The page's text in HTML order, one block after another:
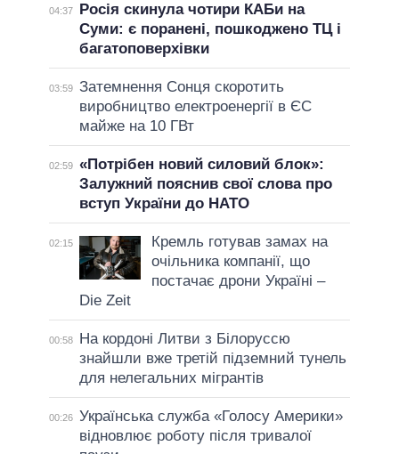
04:37
Росія скинула чотири КАБи на
Суми: є поранені, пошкоджено ТЦ і
багатоповерхівки
03:59 Затемнення Сонця скоротить
виробництво електроенергії в ЄС
майже на 10 ГВт
02:59 «Потрібен новий силовий блок»:
Залужний пояснив свої слова про
вступ України до НАТО
02:15
Кремль готував замах на
очільника компанії, що
постачає дрони Україні –
Die Zeit
00:58
На кордоні Литви з Білоруссю
знайшли вже третій підземний тунель
для нелегальних мігрантів
00:26 Українська служба «Голосу Америки»
відновлює роботу після тривалої